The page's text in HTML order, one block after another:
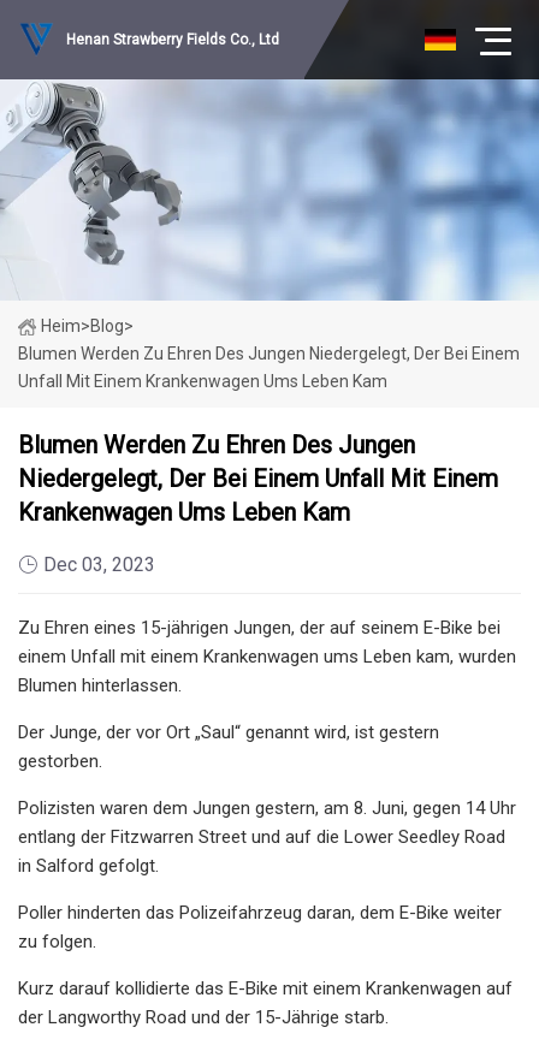
Henan Strawberry Fields Co., Ltd
Heim>Blog>
Blumen Werden Zu Ehren Des Jungen Niedergelegt, Der Bei Einem
Unfall Mit Einem Krankenwagen Ums Leben Kam
Blumen Werden Zu Ehren Des Jungen
Niedergelegt, Der Bei Einem Unfall Mit Einem
Krankenwagen Ums Leben Kam
Dec 03, 2023
Zu Ehren eines 15-jährigen Jungen, der auf seinem E-Bike bei
einem Unfall mit einem Krankenwagen ums Leben kam, wurden
Blumen hinterlassen.
Der Junge, der vor Ort „Saul“ genannt wird, ist gestern
gestorben.
Polizisten waren dem Jungen gestern, am 8. Juni, gegen 14 Uhr
entlang der Fitzwarren Street und auf die Lower Seedley Road
in Salford gefolgt.
Poller hinderten das Polizeifahrzeug daran, dem E-Bike weiter
zu folgen.
Kurz darauf kollidierte das E-Bike mit einem Krankenwagen auf
der Langworthy Road und der 15-Jährige starb.